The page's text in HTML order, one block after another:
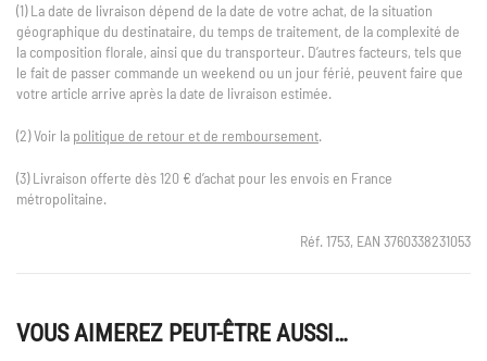
(1) La date de livraison dépend de la date de votre achat, de la situation
géographique du destinataire, du temps de traitement, de la complexité de
la composition florale, ainsi que du transporteur. D’autres facteurs, tels que
le fait de passer commande un weekend ou un jour férié, peuvent faire que
votre article arrive après la date de livraison estimée.
(2) Voir la politique de retour et de remboursement.
(3) Livraison offerte dès 120 € d’achat pour les envois en France
métropolitaine.
Réf. 1753, EAN 3760338231053
VOUS AIMEREZ PEUT-ÊTRE AUSSI…